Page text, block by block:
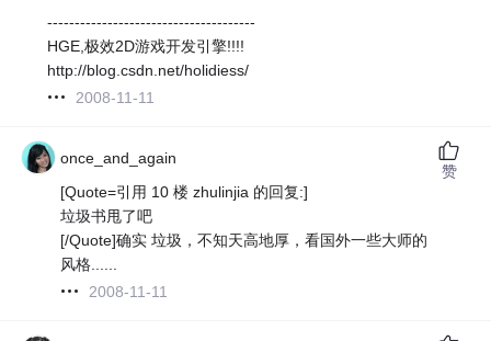
--------------------------------------
HGE,极效2D游戏开发引擎!!!!
http://blog.csdn.net/holidiess/
2008-11-11
once_and_again
[Quote=引用 10 楼 zhulinjia 的回复:]
垃圾书甩了吧
[/Quote]确实 垃圾，不知天高地厚，看国外一些大师的
风格......
2008-11-11
赞